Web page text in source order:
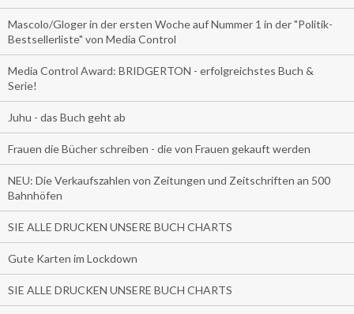
Mascolo/Gloger in der ersten Woche auf Nummer 1 in der "Politik-
Bestsellerliste" von Media Control
Media Control Award: BRIDGERTON - erfolgreichstes Buch &
Serie!
Juhu - das Buch geht ab
Frauen die Bücher schreiben - die von Frauen gekauft werden
NEU: Die Verkaufszahlen von Zeitungen und Zeitschriften an 500
Bahnhöfen
SIE ALLE DRUCKEN UNSERE BUCH CHARTS
Gute Karten im Lockdown
SIE ALLE DRUCKEN UNSERE BUCH CHARTS